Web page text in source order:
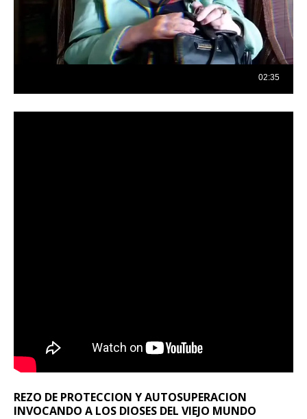
REZO DE PROTECCION Y AUTOSUPERACION
INVOCANDO A LOS DIOSES DEL VIEJO MUNDO